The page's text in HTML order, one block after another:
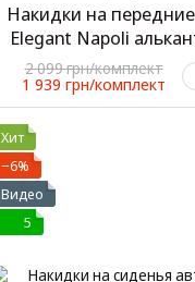
Накидки на
Elegant Napoli
(700
2 099 грн/комплект
1 939 грн/комплект
Хит
−6%
Видео
5